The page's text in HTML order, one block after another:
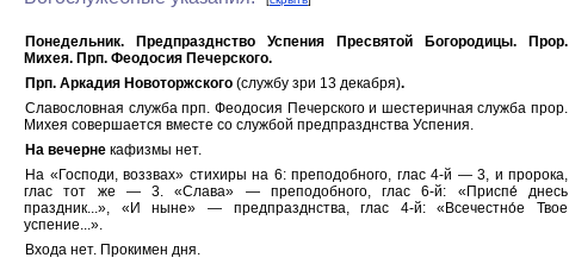
Понедельник.
Предпразднство Успения Пресвятой Богородицы. Прор.
Михея. Прп. Феодосия Печерского.
Прп. Аркадия Новоторжского (службу зри 13 декабря).
Славословная служба прп. Феодосия Печерского и шестеричная служба прор.
Михея совершается вместе со службой предпразднства Успения.
На вечерне кафизмы нет.
На «Господи, воззвах» стихиры на 6: преподобного, глас 4-й — 3, и пророка,
глас тот же — 3. «Слава» — преподобного, глас 6-й: «Приспе́ днесь
праздник...», «И ныне» — предпразднства, глас 4-й: «Всечестно́е Твое
успение...».
Входа нет. Прокимен дня.